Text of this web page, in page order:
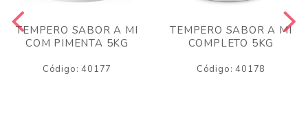
TEMPERO SABOR A MI
COM PIMENTA 5KG
Código: 40177
TEMPERO SABOR A MI
COMPLETO 5KG
Código: 40178